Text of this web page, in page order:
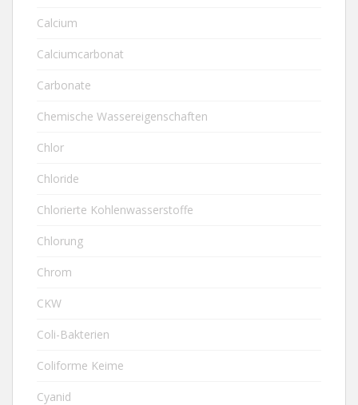
Calcium
Calciumcarbonat
Carbonate
Chemische Wassereigenschaften
Chlor
Chloride
Chlorierte Kohlenwasserstoffe
Chlorung
Chrom
CKW
Coli-Bakterien
Coliforme Keime
Cyanid